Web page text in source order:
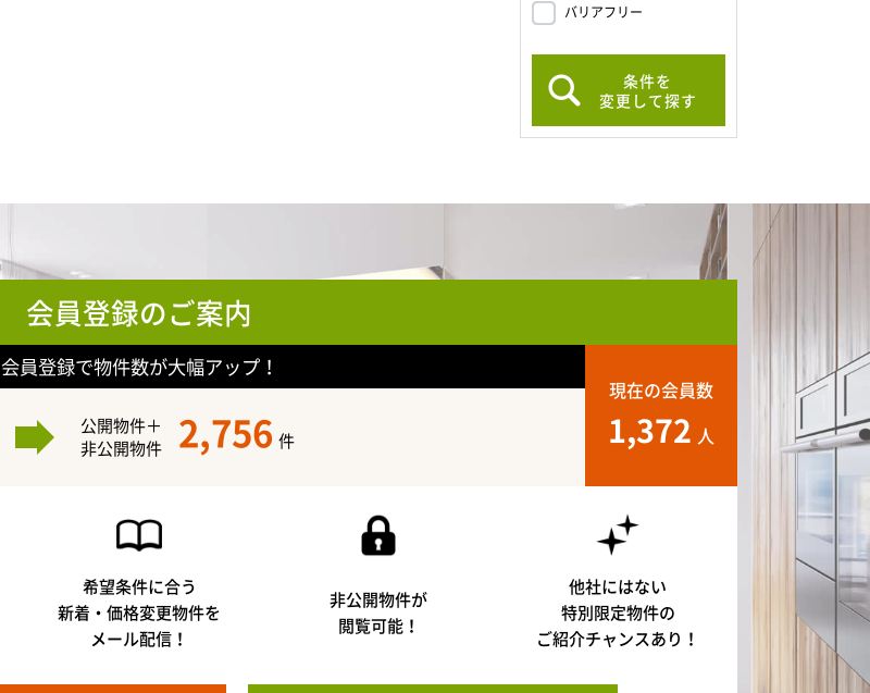
バリアフリー
条件を
変更して探す
会員登録のご案内
会員登録で物件数が大幅アップ！
公開物件＋
非公開物件
2,756 件
現在の会員数
1,372 人
希望条件に合う
新着・価格変更物件を
メール配信！
非公開物件が
閲覧可能！
他社にはない
特別限定物件の
ご紹介チャンスあり！